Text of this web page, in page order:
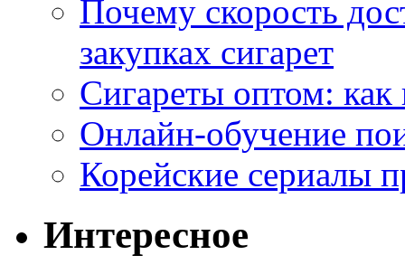
Почему скорость
закупках сигарет
Сигареты оптом:
Онлайн-обучение
Корейские сериалы
Интересное